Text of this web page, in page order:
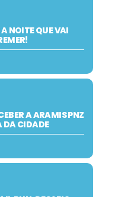
NOITE QUE VAI
A ARAMIS PNZ
DA CIDADE